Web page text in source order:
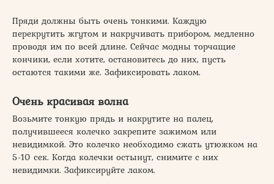
Пряди должны быть очень тонкими. Каждую
перекрутить жгутом и накручивать прибором, медленно
проводя им по всей длине. Сейчас модны торчащие
кончики, если хотите, остановитесь до них, пусть
остаются такими же. Зафиксировать лаком.
Очень красивая волна
Возьмите тонкую прядь и накрутите на палец,
получившееся колечко закрепите зажимом или
невидимкой. Это колечко необходимо сжать утюжком на
5-10 сек. Когда колечки остынут, снимите с них
невидимки. Зафиксируйте лаком.